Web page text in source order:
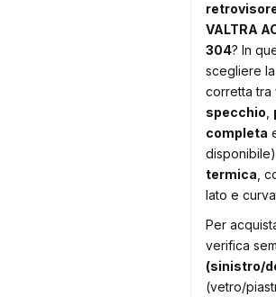
VALTRA
304? In
scegliere
corretta tra
specchio
completa
termica ,
lato e
Per
verifica
(sinistro/
(vetro/